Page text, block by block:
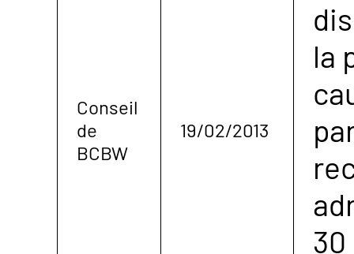
Conseil
de
BCBW
19/02/2013
la
30